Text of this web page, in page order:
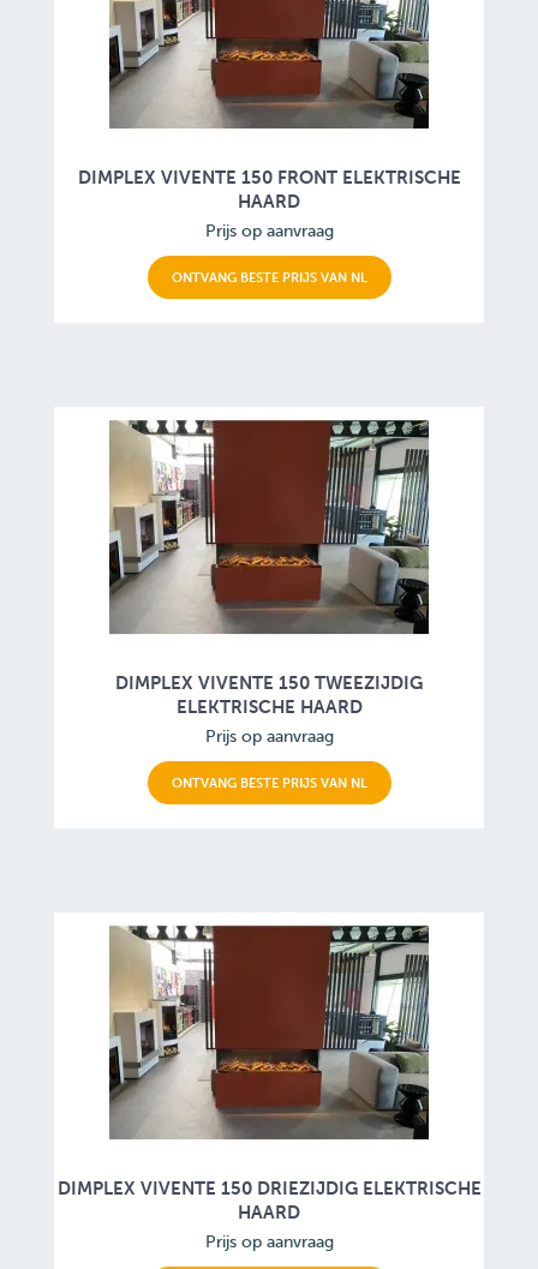
DIMPLEX VIVENTE 150 FRONT ELEKTRISCHE
HAARD
Prijs op aanvraag
ONTVANG BESTE PRIJS VAN NL
DIMPLEX VIVENTE 150 TWEEZIJDIG
ELEKTRISCHE HAARD
Prijs op aanvraag
ONTVANG BESTE PRIJS VAN NL
DIMPLEX VIVENTE 150 DRIEZIJDIG ELEKTRISCHE
HAARD
Prijs op aanvraag